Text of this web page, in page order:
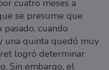
cuatro meses a
se presume que
cuando
una quinta quedó muy
logró determinar
Sin embargo, el